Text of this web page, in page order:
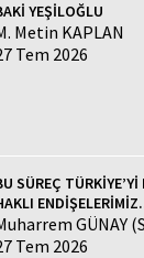
YEŞİLOĞLU
Metin KAPLAN
Tem 2026
SÜREÇ
GÜNAY
Tem 2026